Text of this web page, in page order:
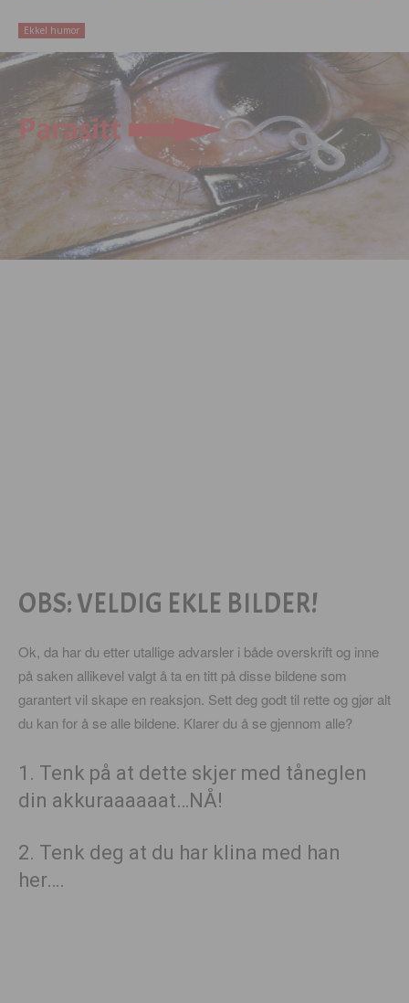
Ekkel humor
OBS: VELDIG EKLE BILDER!
Ok, da har du etter utallige advarsler i både overskrift og inne
på saken allikevel valgt å ta en titt på disse bildene som
garantert vil skape en reaksjon. Sett deg godt til rette og gjør alt
du kan for å se alle bildene. Klarer du å se gjennom alle?
1. Tenk på at dette skjer med tåneglen
din akkuraaaaaat…NÅ!
2. Tenk deg at du har klina med han
her….